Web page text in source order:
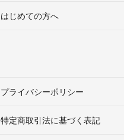
はじめての方へ
プライバシーポリシー
特定商取引法に基づく表記